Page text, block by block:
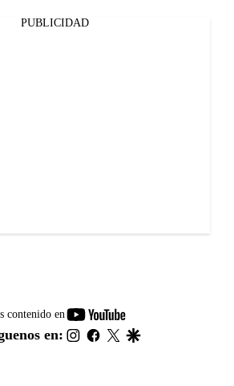
PUBLICIDAD
contenido en
youtube-
footer
en: instagram
facebook
twitter